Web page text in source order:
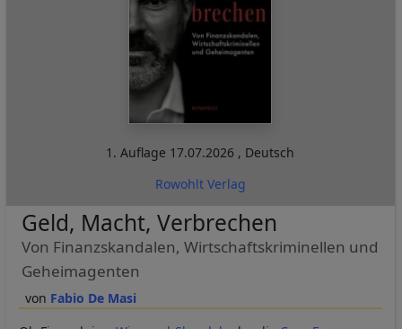
1. Auflage 17.07.2026 , Deutsch
Rowohlt Verlag
Fabio De Masi
Geld, Macht, Verbrechen
Von Finanzskandalen, Wirtschaftskriminellen und
Geheimagenten